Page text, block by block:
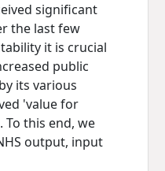
significant
the last few
it is crucial
public
its various
'value for
To this end, we
output, input